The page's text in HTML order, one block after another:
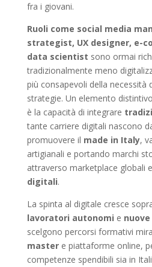
fra i giovani.
Ruoli come social media
strategist, UX designer, e-
data scientist sono ormai
tradizionalmente meno
più consapevoli della necessità
strategie. Un elemento
è la capacità di integrare
tante carriere digitali nascono
promuovere il made in Italy,
artigianali e portando marchi
attraverso marketplace globali
digitali.
La spinta al digitale cresce
lavoratori autonomi e
scelgono percorsi formativi
mastere piattaforme online,
competenze spendibili sia in